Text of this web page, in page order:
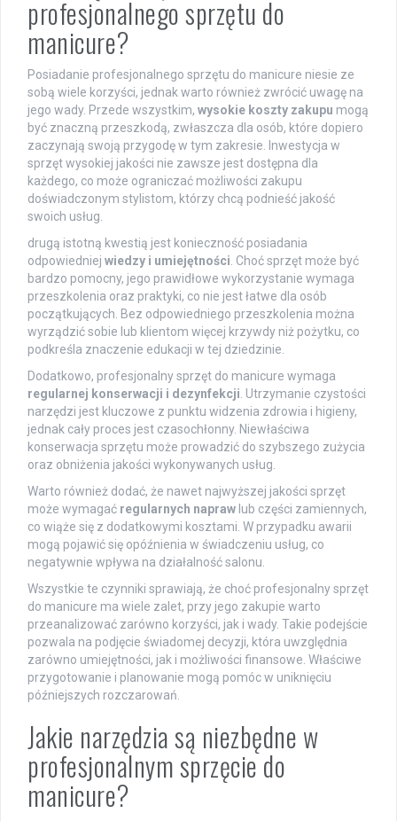
profesjonalnego sprzętu do
manicure?
Posiadanie profesjonalnego sprzętu do manicure niesie ze
sobą wiele korzyści, jednak warto również zwrócić uwagę na
jego wady. Przede wszystkim, wysokie koszty zakupu mogą
być znaczną przeszkodą, zwłaszcza dla osób, które dopiero
zaczynają swoją przygodę w tym zakresie. Inwestycja w
sprzęt wysokiej jakości nie zawsze jest dostępna dla
każdego, co może ograniczać możliwości zakupu
doświadczonym stylistom, którzy chcą podnieść jakość
swoich usług.
drugą istotną kwestią jest konieczność posiadania
odpowiedniej wiedzy i umiejętności . Choć sprzęt może być
bardzo pomocny, jego prawidłowe wykorzystanie wymaga
przeszkolenia oraz praktyki, co nie jest łatwe dla osób
początkujących. Bez odpowiedniego przeszkolenia można
wyrządzić sobie lub klientom więcej krzywdy niż pożytku, co
podkreśla znaczenie edukacji w tej dziedzinie.
Dodatkowo, profesjonalny sprzęt do manicure wymaga
regularnej konserwacji i dezynfekcji . Utrzymanie czystości
narzędzi jest kluczowe z punktu widzenia zdrowia i higieny,
jednak cały proces jest czasochłonny. Niewłaściwa
konserwacja sprzętu może prowadzić do szybszego zużycia
oraz obniżenia jakości wykonywanych usług.
Warto również dodać, że nawet najwyższej jakości sprzęt
może wymagać regularnych napraw lub części zamiennych,
co wiąże się z dodatkowymi kosztami. W przypadku awarii
mogą pojawić się opóźnienia w świadczeniu usług, co
negatywnie wpływa na działalność salonu.
Wszystkie te czynniki sprawiają, że choć profesjonalny sprzęt
do manicure ma wiele zalet, przy jego zakupie warto
przeanalizować zarówno korzyści, jak i wady. Takie podejście
pozwala na podjęcie świadomej decyzji, która uwzględnia
zarówno umiejętności, jak i możliwości finansowe. Właściwe
przygotowanie i planowanie mogą pomóc w uniknięciu
późniejszych rozczarowań.
Jakie narzędzia są niezbędne w
profesjonalnym sprzęcie do
manicure?